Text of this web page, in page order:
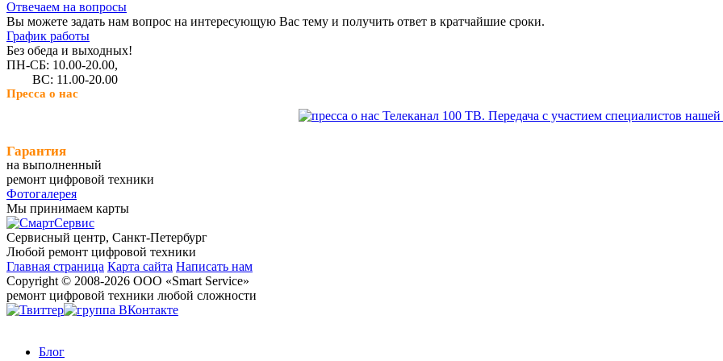
Отвечаем на вопросы
Вы можете задать нам вопрос на интересующую Вас тему и получить ответ в кратчайшие сроки.
График работы
Без обеда и выходных!
ПН-СБ: 10.00-20.00,
ВС: 11.00-20.00
Пресса о нас
Телеканал 100 ТВ. Передача с участием специалистов нашей
Гарантия
на выполненный
ремонт цифровой техники
Фотогалерея
Мы принимаем карты
Сервисный центр, Cанкт-Петербург
Любой ремонт цифровой техники
Главная страница Карта сайта Написать нам
Copyright © 2008-2026 ООО «Smart Service»
ремонт цифровой техники любой сложности
Блог